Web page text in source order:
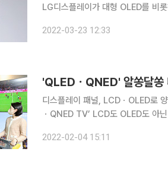
LG디스플레이가 대형 OLED를 비롯해 중
2022-03-23 12:33
'QLEDㆍQNED' 알쏭달쏭
디스플레이 패널, LCDㆍOLED로
ㆍQNED TV’ LCD도 OLED도 아닌 마이크로 LED “LCD나
들에 소비자들은 혼란스럽다. 다양한
2022-02-04 15:11